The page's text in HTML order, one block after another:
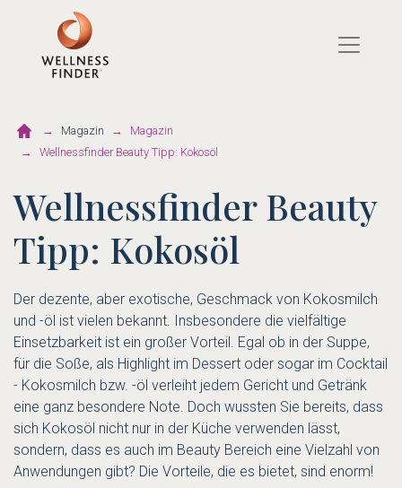
Magazin
Magazin
Wellnessfinder Beauty Tipp: Kokosöl
Wellnessfinder Beauty
Tipp: Kokosöl
Der dezente, aber exotische, Geschmack von Kokosmilch
und -öl ist vielen bekannt. Insbesondere die vielfältige
Einsetzbarkeit ist ein großer Vorteil. Egal ob in der Suppe,
für die Soße, als Highlight im Dessert oder sogar im Cocktail
- Kokosmilch bzw. -öl verleiht jedem Gericht und Getränk
eine ganz besondere Note. Doch wussten Sie bereits, dass
sich Kokosöl nicht nur in der Küche verwenden lässt,
sondern, dass es auch im Beauty Bereich eine Vielzahl von
Anwendungen gibt? Die Vorteile, die es bietet, sind enorm!